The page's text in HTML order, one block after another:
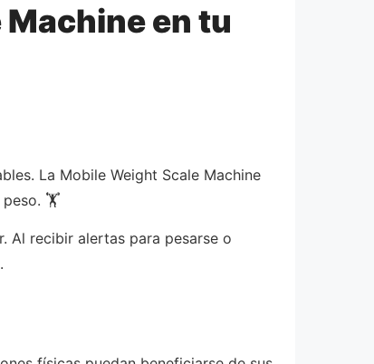
en tu
La Mobile Weight Scale Machine
peso. 🏋️
Al recibir alertas para pesarse o